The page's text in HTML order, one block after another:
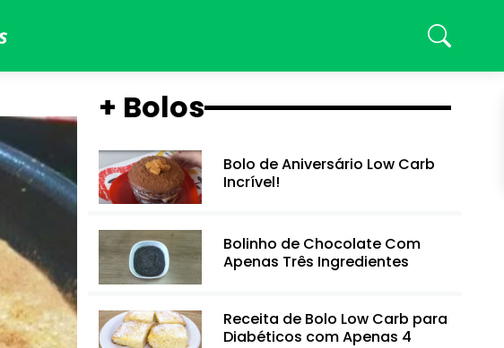
+ Bolos
Bolo de Aniversário Low Carb
Incrível!
Bolinho de Chocolate Com
Apenas Três Ingredientes
Receita de Bolo Low Carb para
Diabéticos com Apenas 4